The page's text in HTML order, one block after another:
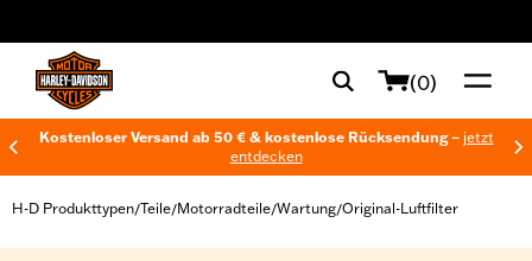
(0)
Kostenloser Versand ab 50 € & kostenlose Rücksendung – jetzt
entdecken
H-D Produkttypen/Teile/Motorradteile/Wartung/Original-Luftfilter